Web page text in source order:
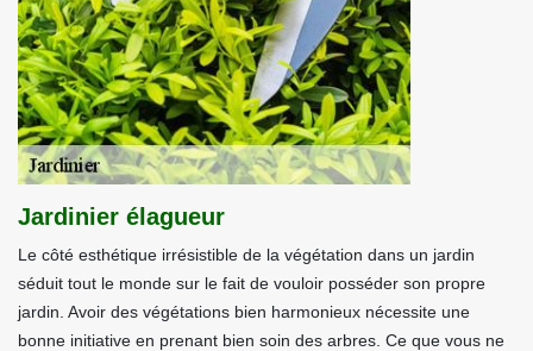
Jardinier élagueur
Le côté esthétique irrésistible de la végétation dans un jardin
séduit tout le monde sur le fait de vouloir posséder son propre
jardin. Avoir des végétations bien harmonieux nécessite une
bonne initiative en prenant bien soin des arbres. Ce que vous ne